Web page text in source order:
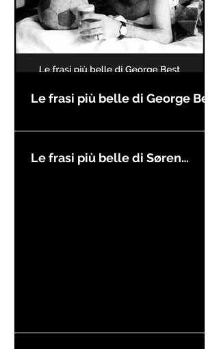
Le frasi più belle di George Best
Le frasi più belle di Søren